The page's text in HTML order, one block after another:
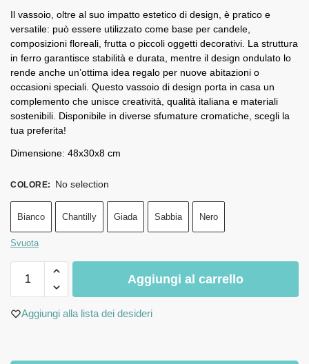
Il vassoio, oltre al suo impatto estetico di design, è pratico e
versatile: può essere utilizzato come base per candele,
composizioni floreali, frutta o piccoli oggetti decorativi. La struttura
in ferro garantisce stabilità e durata, mentre il design ondulato lo
rende anche un’ottima idea regalo per nuove abitazioni o
occasioni speciali. Questo vassoio di design porta in casa un
complemento che unisce creatività, qualità italiana e materiali
sostenibili. Disponibile in diverse sfumature cromatiche, scegli la
tua preferita!
Dimensione: 48x30x8 cm
COLORE: No selection
Bianco Chantilly Giada Sabbia Nero
Svuota
Aggiungi al carrello
Aggiungi alla lista dei desideri